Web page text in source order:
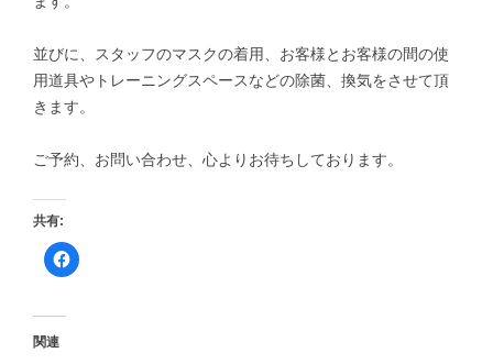
並びに、スタッフのマスクの着用、お客様とお客様の間の使
用道具やトレーニングスペースなどの除菌、換気をさせて頂
きます。
ご予約、お問い合わせ、心よりお待ちしております。
共有:
F
a
関連